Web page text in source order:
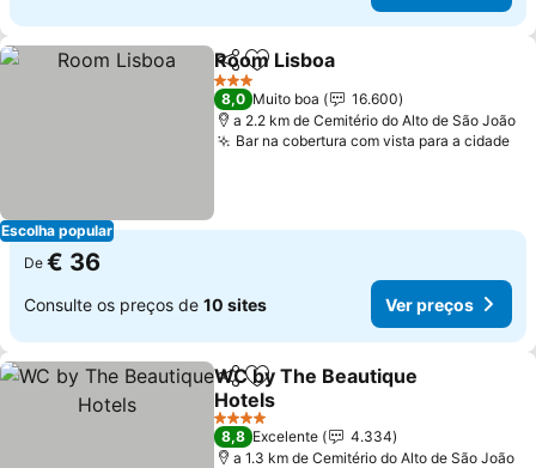
Escolha popular
PartilharAdicionar aos favoritos
Room Lisboa
3 Estrelas
8,0 Muito boa
16.600
a 2.2 km de Cemitério do Alto de São João
Bar na cobertura com vista para a cidade
De € 36
Consulte os preços de 10 sites Ver preços
PartilharAdicionar aos favoritos
WC by The Beautique
Hotels
4 Estrelas
8,8 Excelente
4.334
a 1.3 km de Cemitério do Alto de São João